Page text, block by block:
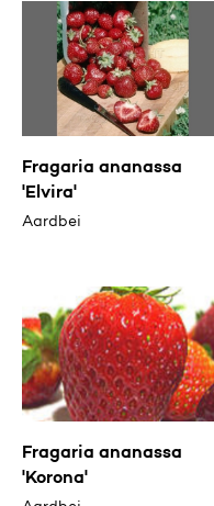
Fragaria ananassa
'Elvira'
Aardbei
Fragaria ananassa
'Korona'